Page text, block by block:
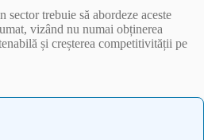
trebuie să abordeze aceste
vizând nu numai obținerea
și creșterea competitivității pe